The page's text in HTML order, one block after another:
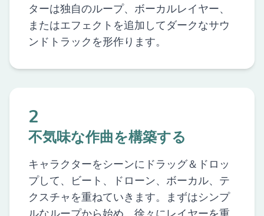
ターは独自のループ、ボーカルレイヤー、
またはエフェクトを追加してダークなサウ
ンドトラックを形作ります。
2
不気味な作曲を構築する
キャラクターをシーンにドラッグ＆ドロッ
プして、ビート、ドローン、ボーカル、テ
クスチャを重ねていきます。まずはシンプ